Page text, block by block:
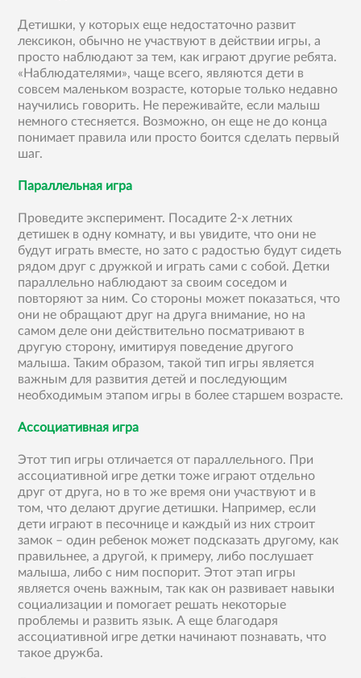
Детишки, у которых еще недостаточно развит
лексикон, обычно не участвуют в действии игры, а
просто наблюдают за тем, как играют другие ребята.
«Наблюдателями», чаще всего, являются дети в
совсем маленьком возрасте, которые только недавно
научились говорить. Не переживайте, если малыш
немного стесняется. Возможно, он еще не до конца
понимает правила или просто боится сделать первый
шаг.
Параллельная игра
Проведите эксперимент. Посадите 2-х летних
детишек в одну комнату, и вы увидите, что они не
будут играть вместе, но зато с радостью будут сидеть
рядом друг с дружкой и играть сами с собой. Детки
параллельно наблюдают за своим соседом и
повторяют за ним. Со стороны может показаться, что
они не обращают друг на друга внимание, но на
самом деле они действительно посматривают в
другую сторону, имитируя поведение другого
малыша. Таким образом, такой тип игры является
важным для развития детей и последующим
необходимым этапом игры в более старшем возрасте.
Ассоциативная игра
Этот тип игры отличается от параллельного. При
ассоциативной игре детки тоже играют отдельно
друг от друга, но в то же время они участвуют и в
том, что делают другие детишки. Например, если
дети играют в песочнице и каждый из них строит
замок – один ребенок может подсказать другому, как
правильнее, а другой, к примеру, либо послушает
малыша, либо с ним поспорит. Этот этап игры
является очень важным, так как он развивает навыки
социализации и помогает решать некоторые
проблемы и развить язык. А еще благодаря
ассоциативной игре детки начинают познавать, что
такое дружба.